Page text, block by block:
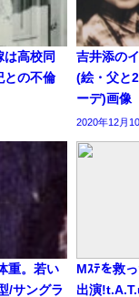
は高校同
との不倫
吉井添の
(絵・父と
ーデ)画像
2020年12月
重。若い
/サングラ
Mｽﾃを救
出演